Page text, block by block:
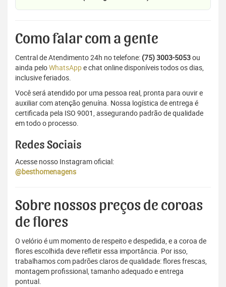
Como falar com a gente
Central de Atendimento 24h no telefone: (75) 3003-5053ou
ainda peloWhatsAppe chat online disponíveis todos os dias,
inclusive feriados.
Você será atendido por uma pessoa real, pronta para ouvir e
auxiliar com atenção genuína. Nossa logística de entrega é
certificada pela ISO 9001, assegurando padrão de qualidade
em todo o processo.
Redes Sociais
Acesse nosso Instagram oficial:
@besthomenagens
Sobre nossos preços de coroas
de flores
O velório é um momento de respeito e despedida, e a coroa de
flores escolhida deve refletir essa importância. Por isso,
trabalhamos com padrões claros de qualidade: flores frescas,
montagem profissional, tamanho adequado e entrega
pontual.